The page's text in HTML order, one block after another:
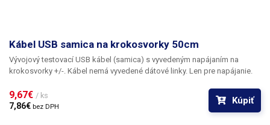
Kábel USB samica na krokosvorky 50cm
Vývojový testovací USB kábel (samica) s vyvedeným napájaním na
krokosvorky +/-. Kábel nemá vyvedené dátové linky. Len pre napájanie.
9,67€ / ks
7,86€ bez DPH
Kúpiť